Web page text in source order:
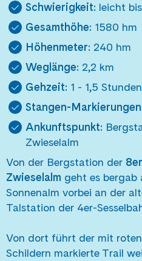
Schwierigkeit: leicht
Gesamthöhe: 1580 hm
Höhenmeter: 240 hm
Weglänge: 2,2 km
Gehzeit: 1 - 1,5 Stunden
Stangen-
Ankunftspunkt:
Zwieselalm
Von der Bergstation der
Zwieselalm geht es bergab
Sonnenalm vorbei an der
Talstation der 4er-
Von dort führt der mit
Schildern markierte Trail